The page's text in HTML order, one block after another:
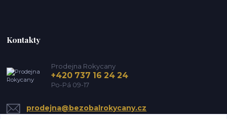
Kontakty
Prodejna Rokycany
+420 737 16 24 24
Po-Pá 09-17
prodejna@bezobalrokycany.cz